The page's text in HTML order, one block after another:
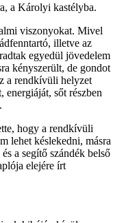
a Károlyi kastélyba.
viszonyokat. Mivel
illetve az
egyedül jövedelem
kényszerült, de gondot
a rendkívüli helyzet
sőt részben
hogy a rendkívüli
lehet késlekedni, másra
a segítő szándék belső
elejére írt